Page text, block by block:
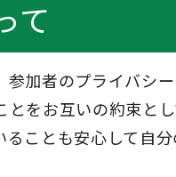
て
加者のプライバシ
をお互いの約束と
ことも安心して自